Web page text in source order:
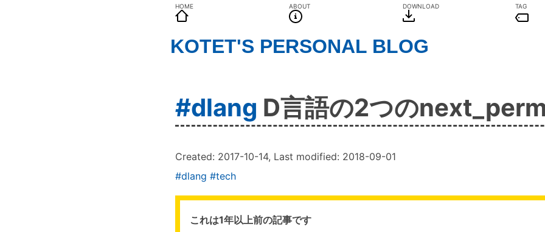
HOME ABOUT DOWNLOAD TAG
KOTET'S PERSONAL BLOG
#dlang D言語の2つの
Created: 2017-10-14, Last modified: 2018-09-01
#dlang #tech
これは1年以上前の記事です